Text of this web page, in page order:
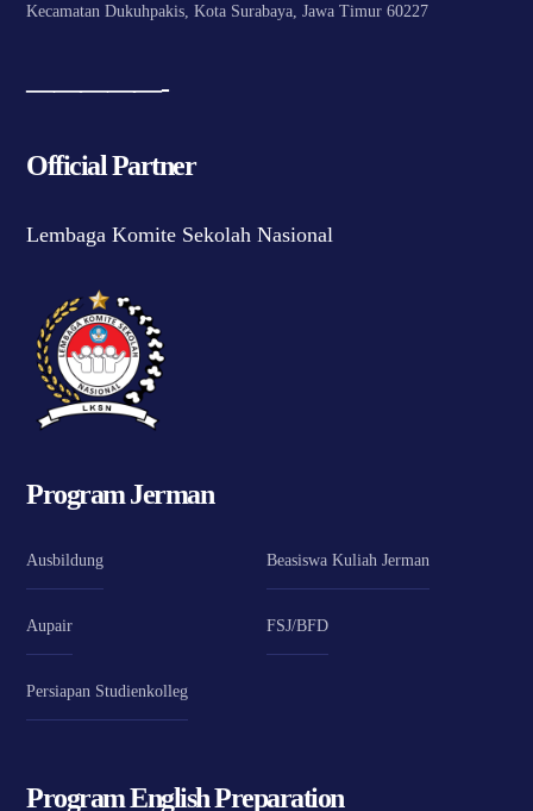
Kecamatan Dukuhpakis, Kota Surabaya, Jawa Timur 60227
—————-
Official Partner
Lembaga Komite Sekolah Nasional
Program Jerman
Ausbildung Beasiswa Kuliah Jerman
Aupair FSJ/BFD
Persiapan Studienkolleg
Program English Preparation